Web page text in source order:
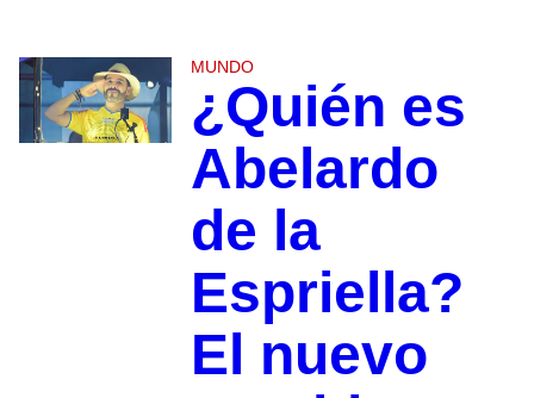
MUNDO
¿Quién es
Abelardo
de la
Espriella?
El nuevo